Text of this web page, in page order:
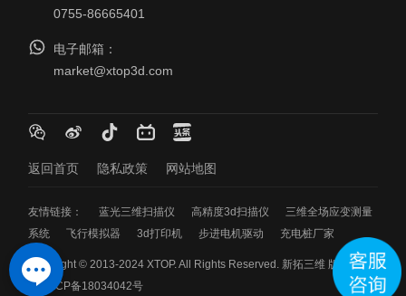
0755-86665401
电子邮箱：
market@xtop3d.com
返回首页 隐私政策 网站地图
友情链接： 蓝光三维扫描仪 高精度3d扫描仪
三维全场应变测量
系统
飞行模拟器 3d打印机 步进电机驱动 充电桩厂家
Copyright © 2013-2024 XTOP. All Rights Reserved. 新拓三维 版权所有
粤ICP备18034042号